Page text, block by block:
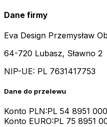
Dane firmy
Eva Design Przemysław
64-720 Lubasz, Sławno 2
NIP-UE: PL 7631417753
Dane do przelewu
Konto PLN:PL 54 8951
Konto EURO:PL 75 8951